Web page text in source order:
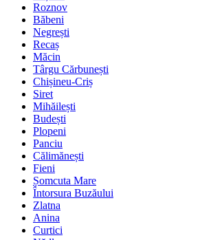
Roznov
Băbeni
Negrești
Recaș
Măcin
Târgu Cărbunești
Chișineu-Criș
Siret
Mihăilești
Budești
Plopeni
Panciu
Călimănești
Fieni
Șomcuta Mare
Întorsura Buzăului
Zlatna
Anina
Curtici